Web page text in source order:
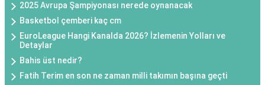
2025 Avrupa Şampiyonası nerede oynanacak
Basketbol çemberi kaç cm
EuroLeague Hangi Kanalda 2026? İzlemenin Yolları ve
Detaylar
Bahis üst nedir?
Fatih Terim en son ne zaman milli takımın başına geçti